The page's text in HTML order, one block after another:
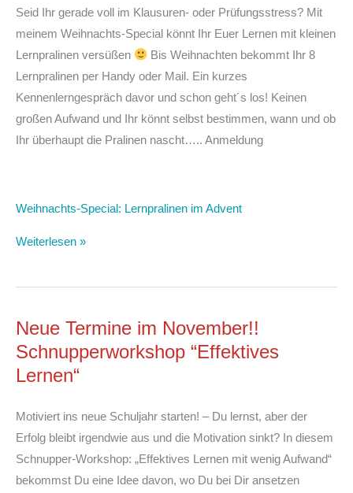
Seid Ihr gerade voll im Klausuren- oder Prüfungsstress? Mit
meinem Weihnachts-Special könnt Ihr Euer Lernen mit kleinen
Lernpralinen versüßen
Bis Weihnachten bekommt Ihr 8
Lernpralinen per Handy oder Mail. Ein kurzes
Kennenlerngespräch davor und schon geht´s los! Keinen
großen Aufwand und Ihr könnt selbst bestimmen, wann und ob
Ihr überhaupt die Pralinen nascht….. Anmeldung
Weihnachts-Special: Lernpralinen im Advent
Weiterlesen »
Neue Termine im November!!
Schnupperworkshop “Effektives
Lernen“
Motiviert ins neue Schuljahr starten! – Du lernst, aber der
Erfolg bleibt irgendwie aus und die Motivation sinkt? In diesem
Schnupper-Workshop: „Effektives Lernen mit wenig Aufwand“
bekommst Du eine Idee davon, wo Du bei Dir ansetzen